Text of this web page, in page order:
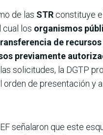
de las STR constituye
cual los organismos
de
previamente
solicitudes, la DGTP
orden de presentación y
señalaron que este